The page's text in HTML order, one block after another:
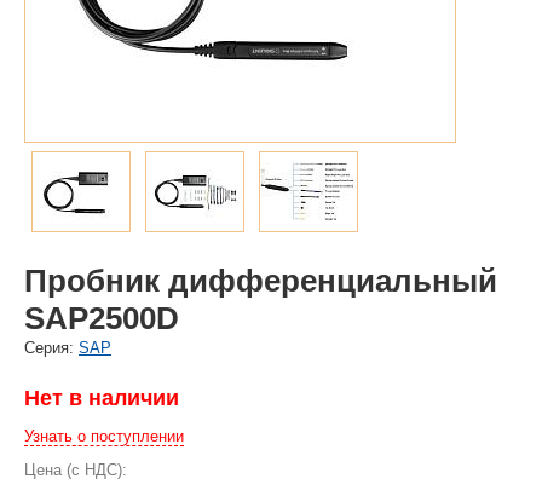
Пробник дифференциальный
SAP2500D
Cерия: SAP
Нет в наличии
Узнать о поступлении
Цена (с НДС):